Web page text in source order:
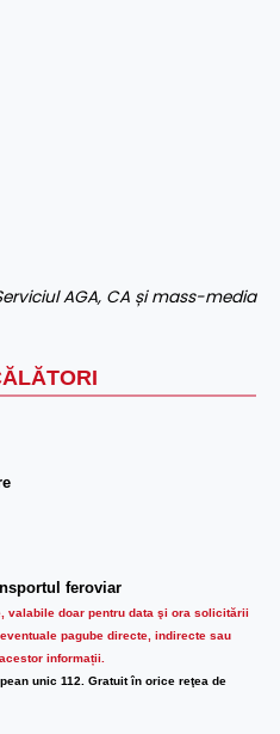
feroviar
valabile doar pentru data şi ora solicitării
pagube directe, indirecte sau
informații.
unic 112. Gratuit în orice reţea de
AGA, CA și mass-media